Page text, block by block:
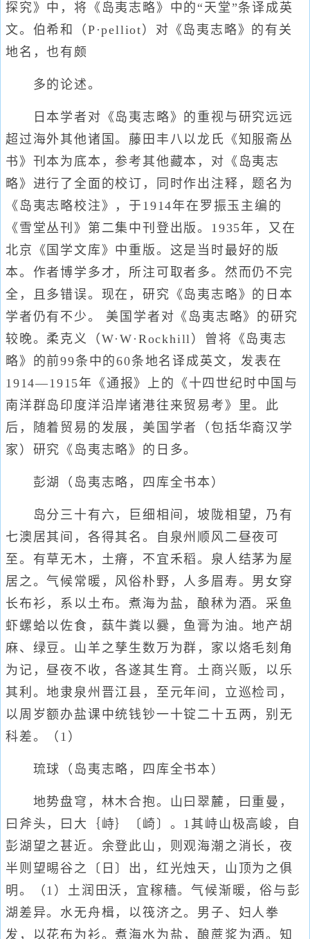
探究》中，将《岛夷志略》中的“天堂”条译成英
文。伯希和（P·pelliot）对《岛夷志略》的有关
地名，也有颇
多的论述。
日本学者对《岛夷志略》的重视与研究远远
超过海外其他诸国。藤田丰八以龙氏《知服斋丛
书》刊本为底本，参考其他藏本，对《岛夷志
略》进行了全面的校订，同时作出注释，题名为
《岛夷志略校注》，于1914年在罗振玉主编的
《雪堂丛刊》第二集中刊登出版。1935年，又在
北京《国学文库》中重版。这是当时最好的版
本。作者博学多才，所注可取者多。然而仍不完
全，且多错误。现在，研究《岛夷志略》的日本
学者仍有不少。 美国学者对《岛夷志略》的研究
较晚。柔克义（W·W·Rockhill）曾将《岛夷志
略》的前99条中的60条地名译成英文，发表在
1914—1915年《通报》上的《十四世纪时中国与
南洋群岛印度洋沿岸诸港往来贸易考》里。此
后，随着贸易的发展，美国学者（包括华裔汉学
家）研究《岛夷志略》的日多。
彭湖（岛夷志略，四库全书本）
岛分三十有六，巨细相间，坡陇相望，乃有
七澳居其间，各得其名。自泉州顺风二昼夜可
至。有草无木，土瘠，不宜禾稻。泉人结茅为屋
居之。气候常暖，风俗朴野，人多眉寿。男女穿
长布衫，系以土布。煮海为盐，酿秫为酒。采鱼
虾螺蛤以佐食，蓺牛粪以爨，鱼膏为油。地产胡
麻、绿豆。山羊之孳生数万为群，家以烙毛刻角
为记，昼夜不收，各遂其生育。土商兴贩，以乐
其利。地隶泉州晋江县，至元年间，立巡检司，
以周岁额办盐课中统钱钞一十锭二十五两，别无
科差。（1）
琉球（岛夷志略，四库全书本）
地势盘穹，林木合抱。山曰翠麓，曰重曼，
曰斧头，曰大｛峙｝〔崎〕。1其峙山极高峻，自
彭湖望之甚近。余登此山，则观海潮之消长，夜
半则望晹谷之〔日〕出，红光烛天，山顶为之俱
明。（1）土润田沃，宜稼穑。气候渐暖，俗与彭
湖差异。水无舟楫，以筏济之。男子、妇人拳
发，以花布为衫。煮海水为盐，酿蔗浆为酒。知